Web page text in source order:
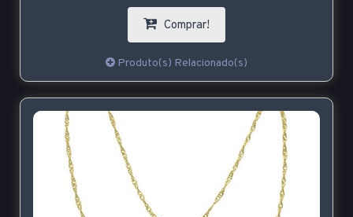
Comprar!
Produto(s) Relacionado(s)